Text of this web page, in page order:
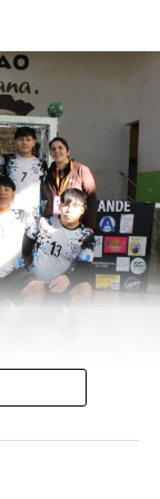
en el
0-0. En la
Mario Alberto
albirroja
Los goles
Fred. En su
frente a
guaraníes
y Cristian
Rondón,
detrás de
más